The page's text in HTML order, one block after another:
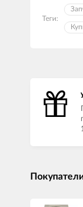
Теги: